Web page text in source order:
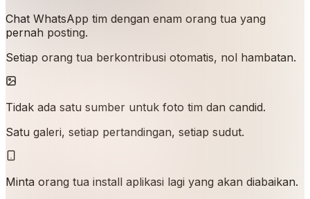
Chat WhatsApp tim dengan enam orang tua yang
pernah posting.
Setiap orang tua berkontribusi otomatis, nol hambatan.
Tidak ada satu sumber untuk foto tim dan candid.
Satu galeri, setiap pertandingan, setiap sudut.
Minta orang tua install aplikasi lagi yang akan diabaikan.